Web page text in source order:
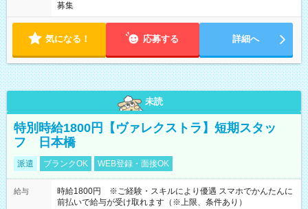
募集
気になる！ 応募する 詳細へ
未読
特別時給1800円【ヴァレクストラ】短期スタッ
フ 日本橋
派遣 ブランクOK WEB登録・面接OK
給与
時給1800円 ※ご経験・スキルにより優遇 スマホでかんたんに
前払いで給与が受け取れます（※上限、条件あり）